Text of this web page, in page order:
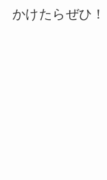
かけたらぜひ！